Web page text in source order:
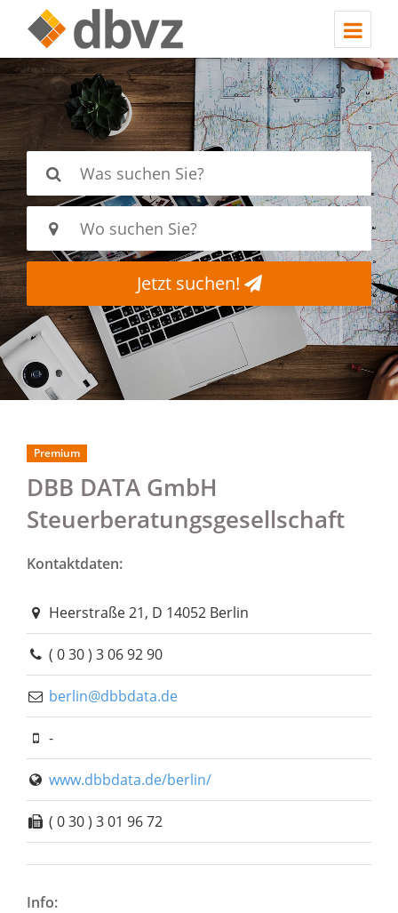
Jetzt suchen!
DBB DATA GmbH
Steuerberatungsgesellschaft
Premium
Kontaktdaten:
Heerstraße 21, D 14052 Berlin
( 0 30 ) 3 06 92 90
berlin@dbbdata.de
-
www.dbbdata.de/berlin/
( 0 30 ) 3 01 96 72
Info: